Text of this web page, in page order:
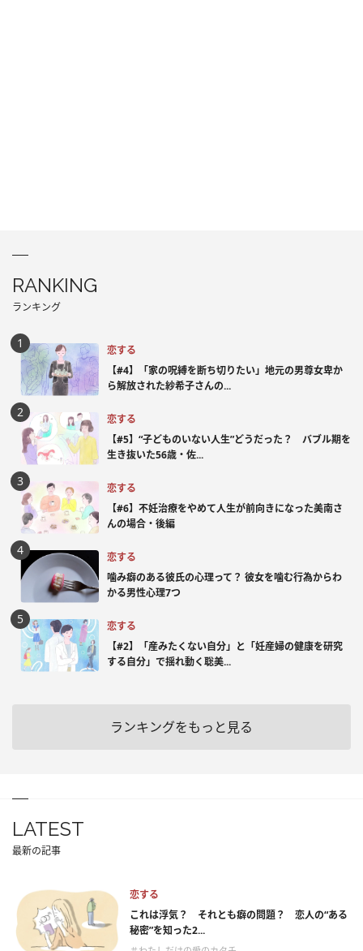
RANKING
ランキング
恋する
【#4】「家の呪縛を断ち切りたい」地元の男尊女卑か
ら解放された紗希子さんの...
恋する
【#5】“子どものいない人生”どうだった？ バブル期を
生き抜いた56歳・佐...
恋する
【#6】不妊治療をやめて人生が前向きになった美南さ
んの場合・後編
恋する
噛み癖のある彼氏の心理って？ 彼女を噛む行為からわ
かる男性心理7つ
恋する
【#2】「産みたくない自分」と「妊産婦の健康を研究
する自分」で揺れ動く聡美...
ランキングをもっと見る
LATEST
最新の記事
恋する
これは浮気？ それとも癖の問題？ 恋人の“ある
秘密”を知った2...